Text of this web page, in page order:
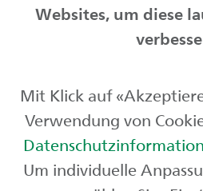
Privatkunden
Börse und Märkte
Über uns
Websites, um diese
Mit Klick auf
Verwendung von
Um individuelle